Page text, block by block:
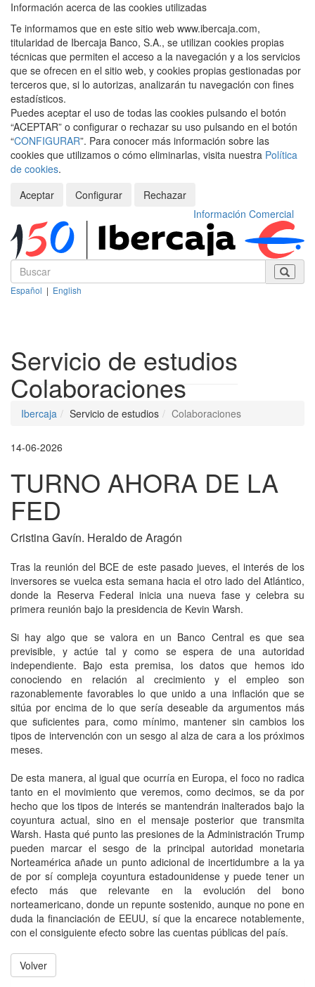
Información acerca de las cookies utilizadas
Te informamos que en este sitio web www.ibercaja.com,
titularidad de Ibercaja Banco, S.A., se utilizan cookies propias
técnicas que permiten el acceso a la navegación y a los servicios
que se ofrecen en el sitio web, y cookies propias gestionadas por
terceros que, si lo autorizas, analizarán tu navegación con fines
estadísticos.
Puedes aceptar el uso de todas las cookies pulsando el botón
“ACEPTAR” o configurar o rechazar su uso pulsando en el botón
“CONFIGURAR”. Para conocer más información sobre las
cookies que utilizamos o cómo eliminarlas, visita nuestra Política
de cookies.
Aceptar
Configurar
Rechazar
Información Comercial
Español | English
Servicio de estudios
Colaboraciones
Ibercaja Servicio de estudios Colaboraciones
14-06-2026
TURNO AHORA DE LA
FED
Cristina Gavín. Heraldo de Aragón
Tras la reunión del BCE de este pasado jueves, el interés de los
inversores se vuelca esta semana hacia el otro lado del Atlántico,
donde la Reserva Federal inicia una nueva fase y celebra su
primera reunión bajo la presidencia de Kevin Warsh.
Si hay algo que se valora en un Banco Central es que sea
previsible, y actúe tal y como se espera de una autoridad
independiente. Bajo esta premisa, los datos que hemos ido
conociendo en relación al crecimiento y el empleo son
razonablemente favorables lo que unido a una inflación que se
sitúa por encima de lo que sería deseable da argumentos más
que suficientes para, como mínimo, mantener sin cambios los
tipos de intervención con un sesgo al alza de cara a los próximos
meses.
De esta manera, al igual que ocurría en Europa, el foco no radica
tanto en el movimiento que veremos, como decimos, se da por
hecho que los tipos de interés se mantendrán inalterados bajo la
coyuntura actual, sino en el mensaje posterior que transmita
Warsh. Hasta qué punto las presiones de la Administración Trump
pueden marcar el sesgo de la principal autoridad monetaria
Norteamérica añade un punto adicional de incertidumbre a la ya
de por sí compleja coyuntura estadounidense y puede tener un
efecto más que relevante en la evolución del bono
norteamericano, donde un repunte sostenido, aunque no pone en
duda la financiación de EEUU, sí que la encarece notablemente,
con el consiguiente efecto sobre las cuentas públicas del país.
Volver